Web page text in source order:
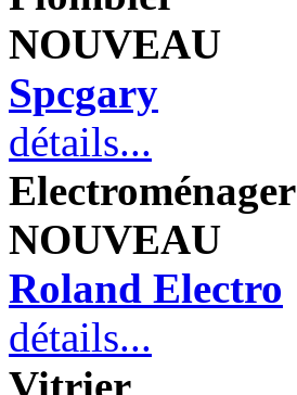
NOUVEAU
Spcgary
détails...
Electroménager
NOUVEAU
Roland Electro
détails...